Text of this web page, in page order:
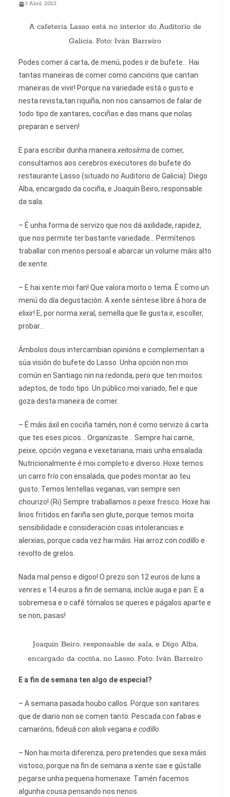
3 Abril, 2023
A cafetería Lasso está no interior do Auditorio de
Galicia. Foto: Iván Barreiro
Podes comer á carta, de menú, podes ir de bufete… Hai
tantas maneiras de comer como cancións que cantan
maneiras de vivir! Porque na variedade está o gusto e
nesta revista,tan riquiña, non nos cansamos de falar de
todo tipo de xantares, cociñas e das mans que nolas
preparan e serven!
E para escribir dunha maneira xeitosírmade comer,
consultamos aos cerebros executores do bufete do
restaurante Lasso (situado no Auditorio de Galicia): Diego
Alba, encargado da cociña, e Joaquín Beiro, responsable
da sala.
– É unha forma de servizo que nos dá axilidade, rapidez,
que nos permite ter bastante variedade… Permítenos
traballar con menos persoal e abarcar un volume máis alto
de xente.
– E hai xente moi fan! Que valora moito o tema. É como un
menú do día degustación. A xente séntese libre á hora de
elixir! E, por norma xeral, semella que lle gusta ir, escoller,
probar…
Ámbolos dous intercambian opinións e complementan a
súa visión do bufete do Lasso. Unha opción non moi
común en Santiago nin na redonda, pero que ten moitos
adeptos, de todo tipo. Un público moi variado, fiel e que
goza desta maneira de comer.
– É máis áxil en cociña tamén, non é como servizo á carta
que tes eses picos… Organízaste… Sempre hai carne,
peixe, opción vegana e vexetariana, mais unha ensalada.
Nutricionalmente é moi completo e diverso. Hoxe temos
un carro frío con ensalada, que podes montar ao teu
gusto. Temos lentellas veganas, van sempre sen
chourizo! (Ri) Sempre traballamos o peixe fresco. Hoxe hai
lirios fritidos en fariña sen glute, porque temos moita
sensibilidade e consideración coas intolerancias e
alerxias, porque cada vez hai máis. Hai arroz con codillo e
revolto de grelos.
Nada mal penso e dígoo! O prezo son 12 euros de luns a
venres e 14 euros a fin de semana, inclúe auga e pan. E a
sobremesa e o café tómalos se queres e págalos aparte e
se non, pasas!
Joaquín Beiro, responsable de sala, e Digo Alba,
encargado da cociña, no Lasso. Foto: Iván Barreiro
E a fin de semana ten algo de especial?
– A semana pasada houbo callos. Porque son xantares
que de diario non se comen tanto. Pescada con fabas e
camaróns, fideuá con alioli vegana e codillo
– Non hai moita diferenza, pero pretendes que sexa máis
vistoso, porque na fin de semana a xente sae e gústalle
pegarse unha pequena homenaxe. Tamén facemos
algunha cousa pensando nos nenos.